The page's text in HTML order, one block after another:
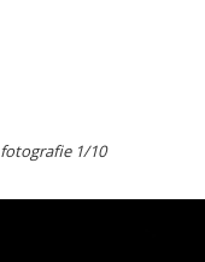
fotografie 1/10